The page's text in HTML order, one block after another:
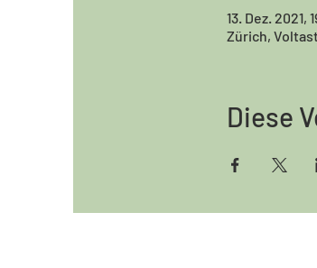
13. Dez. 2021,
Zürich,
Diese